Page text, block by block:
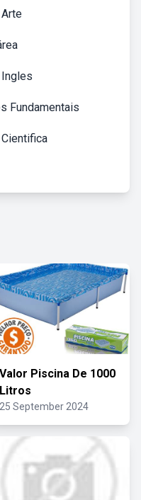
Ingles
Fundamentais
Valor Piscina De 1000
Litros
25 September 2024